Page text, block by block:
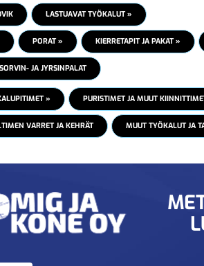
LASTUAVAT TYÖKALUT »
PORAT » KIERRETAPIT JA PAKAT »
JA JYRSINPALAT
» PURISTIMET JA MUUT
VARRET JA KEHRÄT MUUT TYÖKALUT JA